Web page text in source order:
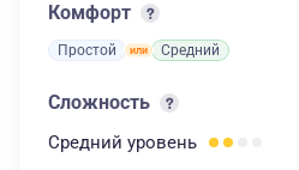
Комфорт
Простой Средний
Сложность
Средний уровень